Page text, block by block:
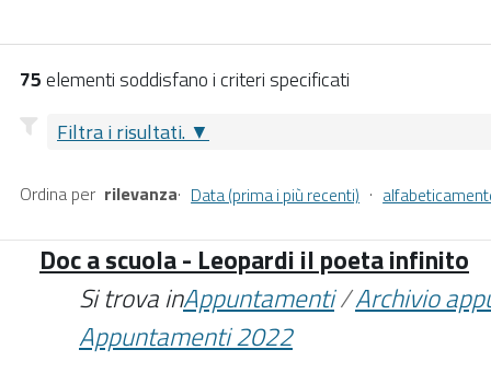
75elementi soddisfano i criteri specificati
Filtra i risultati.
Ordina per rilevanza· Data (prima i più recenti) ·
Doc a scuola - Leopardi il poeta infinito
Si trova inAppuntamenti/Archivio
Appuntamenti 2022